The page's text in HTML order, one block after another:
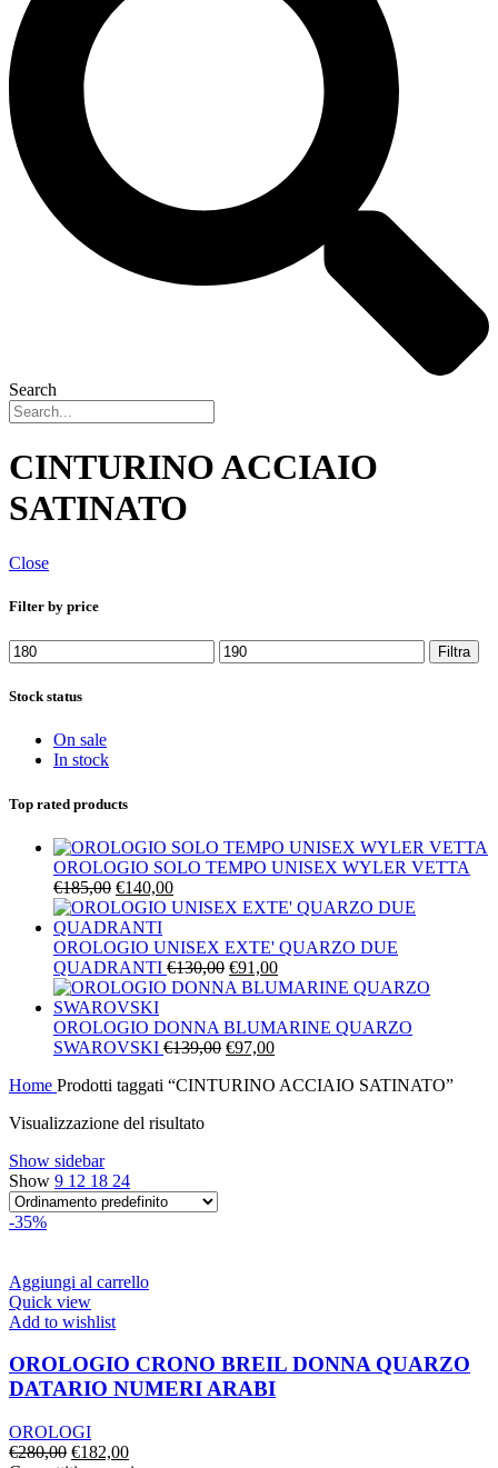
Search
CINTURINO ACCIAIO
SATINATO
Close
Filter by price
Prezzo
Min
Prezzo
Max
Filtra
Stock status
On sale
In stock
Top rated products
OROLOGIO SOLO TEMPO UNISEX WYLER VETTA
€185,00 Il
prezzo
originale
era:
€185,00.
€140,00Il
prezzo
è:
€140,00.
OROLOGIO UNISEX EXTE' QUARZO DUE
QUADRANTI €130,00 Il
prezzo
era:
€130,00.
€91,00Il
prezzo
è:
OROLOGIO DONNA BLUMARINE QUARZO
SWAROVSKI €139,00 Il
originale
€97,00Il
attuale
Home Prodotti taggati “CINTURINO ACCIAIO SATINATO”
Visualizzazione del risultato
Show sidebar
Show 9 12 18 24
-35%
Aggiungi al carrello
Quick view
Add to wishlist
OROLOGIO CRONO BREIL DONNA QUARZO
DATARIO NUMERI ARABI
OROLOGI
€280,00 Il
€182,00Il